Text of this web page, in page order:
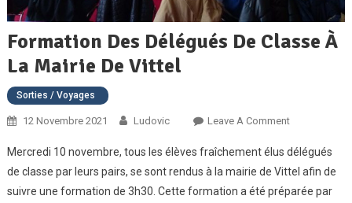
Formation Des Délégués De Classe À
La Mairie De Vittel
Sorties / Voyages
12 Novembre 2021 Ludovic Leave A CommentOn
Des
Délégués
De
Mercredi 10 novembre, tous les élèves fraîchement élus délégués
de classe par leurs pairs, se sont rendus à la mairie de Vittel afin de
suivre une formation de 3h30. Cette formation a été préparée par